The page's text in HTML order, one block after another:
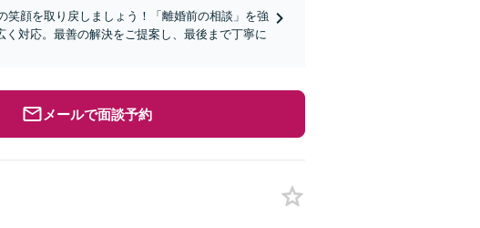
笑顔を取り戻しましょう！「離婚前の相談」を強
対応。最善の解決をご提案し、最後まで丁寧に
メールで面談予約